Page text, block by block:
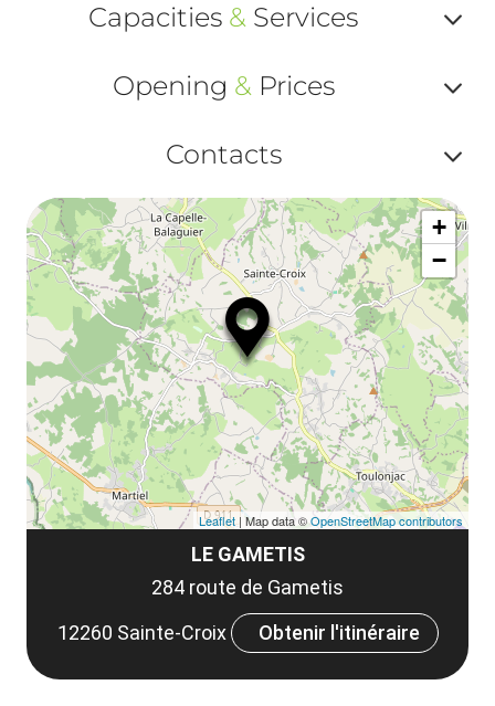
ou
Capacities & Services
ou
Opening &Prices
ou
et
Contacts
ou
LE GAMETIS
284 route de Gametis
12260 Sainte-Croix
Obtenir l'itinéraire
+
−
Leaflet | Map data ©OpenStreetMap contributors